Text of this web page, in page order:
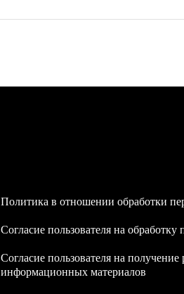
Политика в отношении обработки
Согласие пользователя на
Согласие пользователя на
информационных материалов